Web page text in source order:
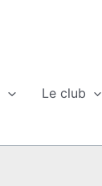
Le club